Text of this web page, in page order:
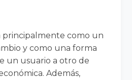
principalmente como un
y como una forma
un usuario a otro de
Además,